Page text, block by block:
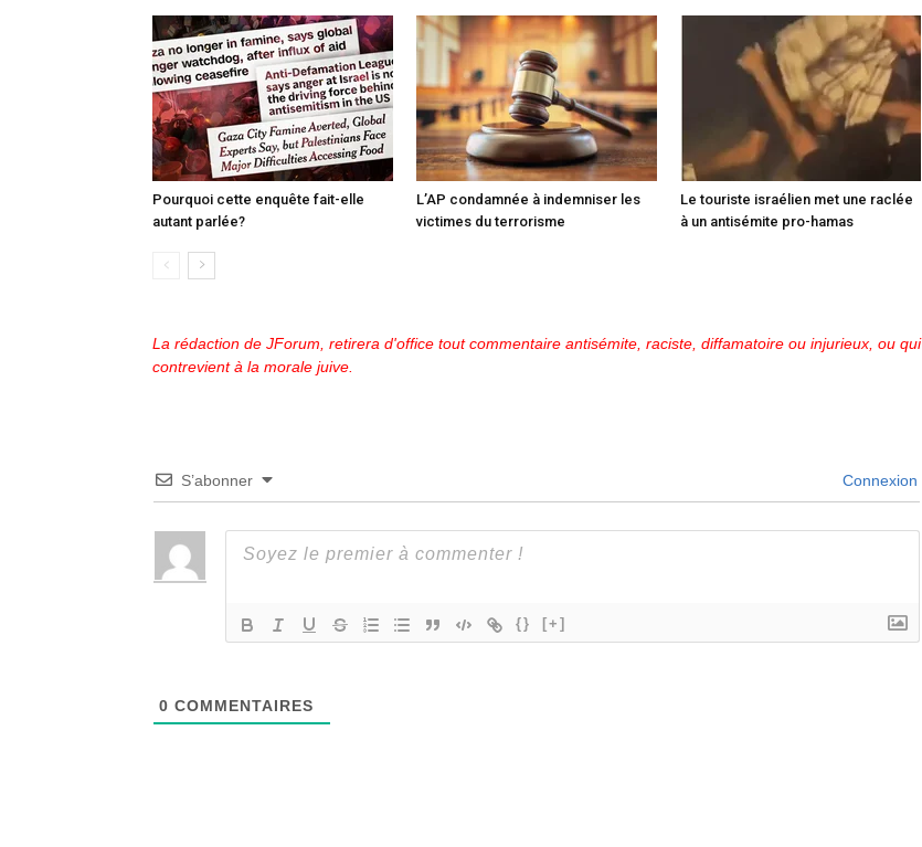
Pourquoi cette enquête fait-elle
autant parlée?
L’AP condamnée à indemniser les
victimes du terrorisme
Le touriste israélien met une raclée
à un antisémite pro-hamas
La rédaction de JForum, retirera d'office tout commentaire antisémite, raciste, diffamatoire ou injurieux, ou qui
contrevient à la morale juive.
S’abonner Connexion
{} [+]
0 COMMENTAIRES